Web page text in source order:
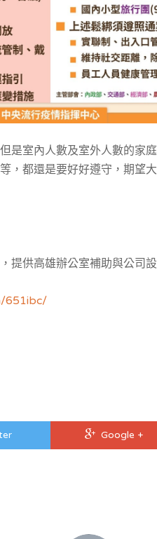
是室內人數及室外人數的家
，都還是要好好遵守，期望
提供高雄辦公室補助與公司
651ibc/
Google +